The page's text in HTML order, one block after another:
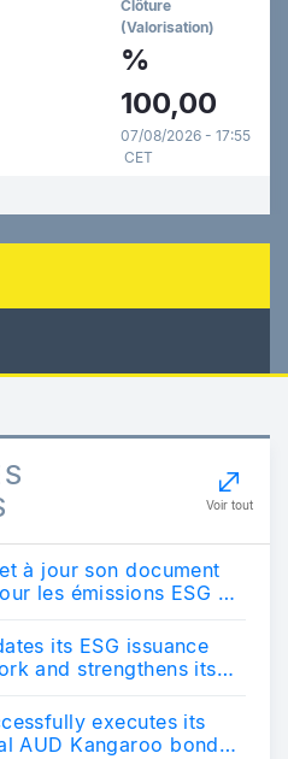
Clôture
(Valorisation)
%
100,00
07/08/2026 - 17:55
CET
Voir tout
à jour son document
les émissions ESG et
its ESG issuance
and strengthens its
executes its
AUD Kangaroo bond